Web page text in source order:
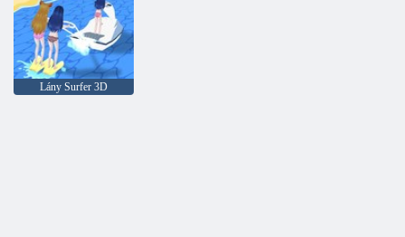
Lány Surfer 3D